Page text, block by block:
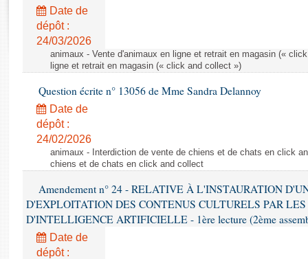
Rapports législatifs
Rapports sur l'application des lois
Baromètre de l’application des lois
Dossiers législatifs
Budget et sécurité sociale
Questions écrites et orales
Comptes rendus des débats
Date de
dépôt :
24/03/2026
animaux - Vente d'animaux en ligne et retrait en magasin («
ligne et retrait en magasin (« click and collect »)
Question écrite n° 13056 de Mme Sandra Delannoy
Date de
dépôt :
24/02/2026
animaux - Interdiction de vente de chiens et de chats en click
chiens et de chats en click and collect
Amendement n° 24 - RELATIVE À L'INSTAURATION
D'EXPLOITATION DES CONTENUS CULTURELS PAR LES
D'INTELLIGENCE ARTIFICIELLE - 1ère lecture (2ème
Date de
dépôt :